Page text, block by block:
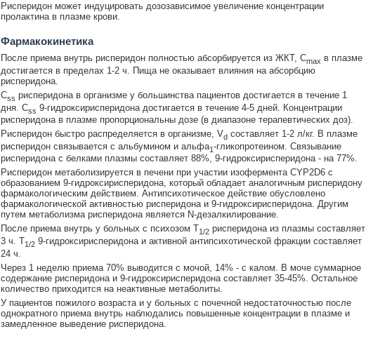
Рисперидон может индуцировать дозозависимое увеличение концентрации
пролактина в плазме крови.
Фармакокинетика
После приема внутрь рисперидон полностью абсорбируется из ЖКТ, Cmax в плазме
достигается в пределах 1-2 ч. Пища не оказывает влияния на абсорбцию
рисперидона.
Css рисперидона в организме у большинства пациентов достигается в течение 1
дня. Css 9-гидроксирисперидона достигается в течение 4-5 дней. Концентрации
рисперидона в плазме пропорциональны дозе (в диапазоне терапевтических доз).
Рисперидон быстро распределяется в организме, Vdсоставляет 1-2 л/кг. В плазме
рисперидон связывается с альбумином и альфа1-гликопротеином. Связывание
рисперидона с белками плазмы составляет 88%, 9-гидроксирисперидона - на 77%.
Рисперидон метаболизируется в печени при участии изофермента CYP2D6 с
образованием 9-гидроксирисперидона, который обладает аналогичным рисперидону
фармакологическим действием. Антипсихотическое действие обусловлено
фармакологической активностью рисперидона и 9-гидроксирисперидона. Другим
путем метаболизма рисперидона является N-дезалкилирование.
После приема внутрь у больных с психозом T1/2рисперидона из плазмы составляет
3 ч. T1/29-гидроксирисперидона и активной антипсихотической фракции составляет
24 ч.
Через 1 неделю приема 70% выводится с мочой, 14% - с калом. В моче суммарное
содержание рисперидона и 9-гидроксирисперидона составляет 35-45%. Остальное
количество приходится на неактивные метаболиты.
У пациентов пожилого возраста и у больных с почечной недостаточностью после
однократного приема внутрь наблюдались повышенные концентрации в плазме и
замедленное выведение рисперидона.